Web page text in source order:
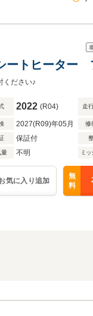
ートヒーター
ください♪
2022 (R04) 走
2027(R09)年05月 修
保証付
量 不明 ミッ
気に入り追加
無
料